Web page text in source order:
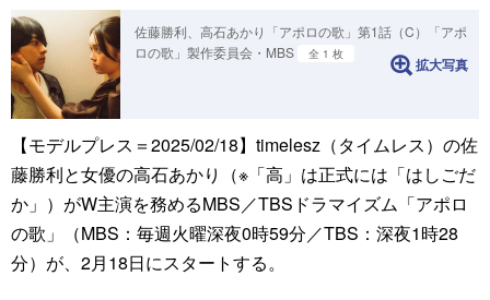
佐藤勝利、高石あかり「アポロの歌」第1話（C）「アポ
ロの歌」製作委員会・MBS
全 1 枚
拡大写真
【モデルプレス＝2025/02/18】timelesz（タイムレス）の佐
藤勝利と女優の高石あかり（※「高」は正式には「はしごだ
か」）がW主演を務めるMBS／TBSドラマイズム「アポロ
の歌」（MBS：毎週火曜深夜0時59分／TBS：深夜1時28
分）が、2月18日にスタートする。